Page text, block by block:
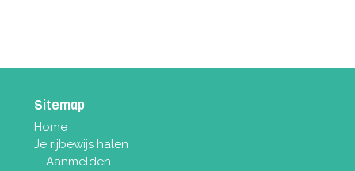
Sitemap
Home
Je rijbewijs halen
Aanmelden